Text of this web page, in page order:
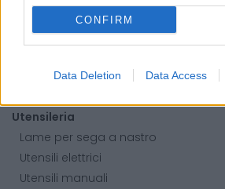
CONFIRM
Data Deletion Data Access
Detergente mani
Utensileria
Lame per sega a nastro
Utensili elettrici
Utensili manuali